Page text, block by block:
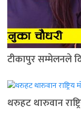
टीकापुर सम्मेलनले
थरुहट थारुवान